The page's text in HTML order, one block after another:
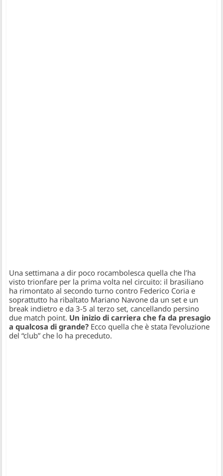
Una settimana a dir poco rocambolesca quella che l’ha
visto trionfare per la prima volta nel circuito: il brasiliano
ha rimontato al secondo turno contro Federico Coria e
soprattutto ha ribaltato Mariano Navone da un set e un
break indietro e da 3-5 al terzo set, cancellando persino
due match point. Un inizio di carriera che fa da presagio
a qualcosa di grande? Ecco quella che è stata l’evoluzione
del “club” che lo ha preceduto.